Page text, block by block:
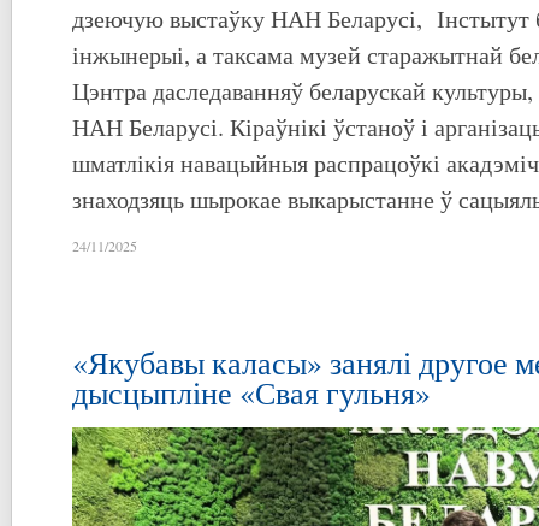
дзеючую выстаўку НАН Беларусі, Інстытут
інжынерыі, а таксама музей старажытнай
Цэнтра даследаванняў беларускай
НАН Беларусі. Кіраўнікі ўстаноў і
шматлікія навацыйныя распрацоўкі
знаходзяць шырокае выкарыстанне ў
24/11/2025
«Якубавы каласы» занялі другое
дысцыпліне «Свая гульня»